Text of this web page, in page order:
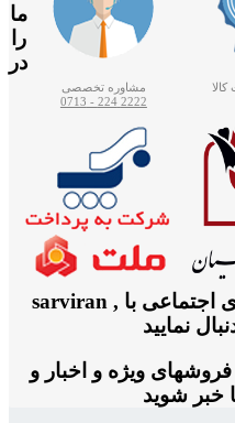
مشاوره تخصصی
2222 224 - 0713
ما
را
در
شبکه های اجتماعی با sarviran ,
ویژه و اخبار و
خبر شوید